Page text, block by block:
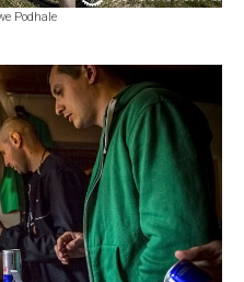
Podhale